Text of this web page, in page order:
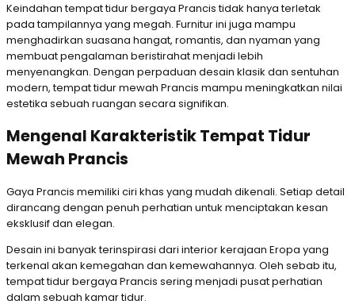
Keindahan tempat tidur bergaya Prancis tidak hanya terletak
pada tampilannya yang megah. Furnitur ini juga mampu
menghadirkan suasana hangat, romantis, dan nyaman yang
membuat pengalaman beristirahat menjadi lebih
menyenangkan. Dengan perpaduan desain klasik dan sentuhan
modern, tempat tidur mewah Prancis mampu meningkatkan nilai
estetika sebuah ruangan secara signifikan.
Mengenal Karakteristik Tempat Tidur
Mewah Prancis
Gaya Prancis memiliki ciri khas yang mudah dikenali. Setiap detail
dirancang dengan penuh perhatian untuk menciptakan kesan
eksklusif dan elegan.
Desain ini banyak terinspirasi dari interior kerajaan Eropa yang
terkenal akan kemegahan dan kemewahannya. Oleh sebab itu,
tempat tidur bergaya Prancis sering menjadi pusat perhatian
dalam sebuah kamar tidur.